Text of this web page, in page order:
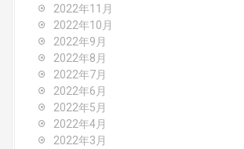
2022年11月
2022年10月
2022年9月
2022年8月
2022年7月
2022年6月
2022年5月
2022年4月
2022年3月